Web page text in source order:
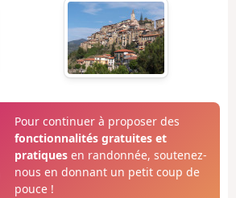
Pour continuer à proposer des
fonctionnalités gratuites et
pratiquesen randonnée, soutenez-
nous en donnant un petit coup de
pouce !